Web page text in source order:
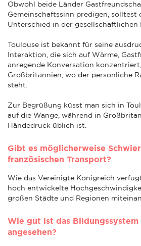
Obwohl beide Länder
Gemeinschaftssinn predigen, solltest
Unterschied in der gesellschaftlichen
Toulouse ist bekannt für seine
Interaktion, die sich auf Wärme,
anregende Konversation
Großbritannien, wo der persönliche
steht.
Zur Begrüßung küsst man sich in
auf die Wange, während in
Händedruck üblich ist.
Gibt es möglicherweise
französischen Transport?
Wie das Vereinigte Königreich
hoch entwickelte
großen Städte und Regionen
Wie gut ist das Bildungssystem
angesehen?